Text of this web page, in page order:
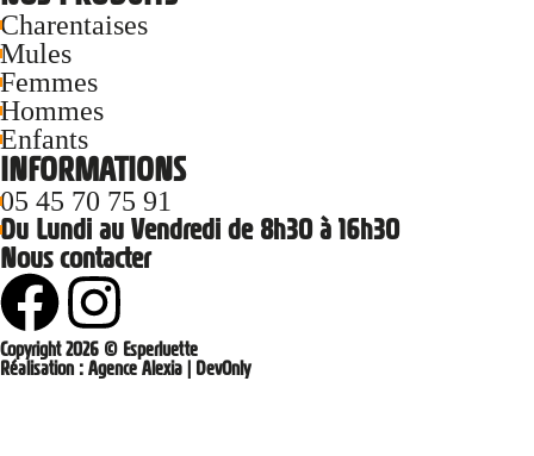
Charentaises
Mules
Femmes
Hommes
Enfants
INFORMATIONS
05 45 70 75 91
Du Lundi au Vendredi de 8h30 à 16h30
Nous contacter
Copyright 2026 © Esperluette
Réalisation : Agence Alexia DevOnly